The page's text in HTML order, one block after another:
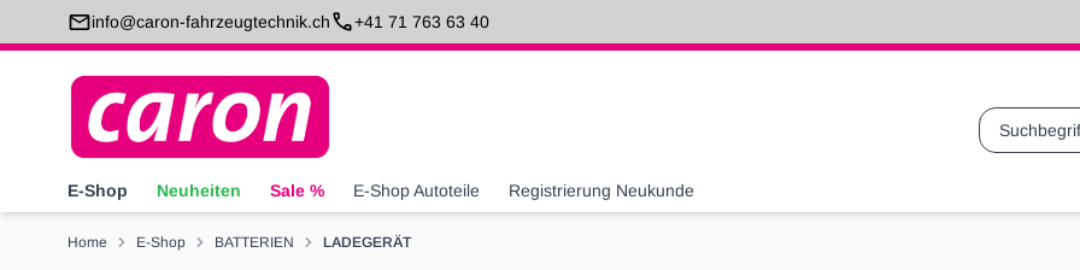
Direkt zum Inhaltinfo@caron-fahrzeugtechnik.ch +41 71 763 63 40
Suche
E-Shop Neuheiten Sale % E-Shop Autoteile Registrierung Neukunde
Home E-Shop BATTERIEN LADEGERÄT